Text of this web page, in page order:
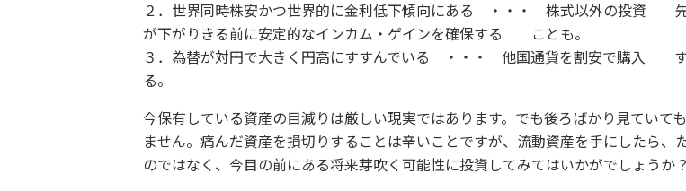
２．世界同時株安かつ世界的に金利低下傾向にある ・・・ 株式以外の投資
が下がりきる前に安定的なインカム・ゲインを確保する ことも。
３．為替が対円で大きく円高にすすんでいる ・・・ 他国通貨を割安で購入
る。
今保有している資産の目減りは厳しい現実ではあります。でも後ろばかり見ていて
ません。痛んだ資産を損切りすることは辛いことですが、流動資産を手にしたら、
のではなく、今目の前にある将来芽吹く可能性に投資してみてはいかがでしょうか？